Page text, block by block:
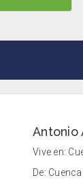
Antonio
Vive en:
De: